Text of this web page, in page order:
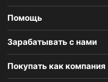
Индийская сладость
(Soan cake), 250 г
В наличии
642.00₽
Помощь
Зарабатывать с нами
Покупать как компания